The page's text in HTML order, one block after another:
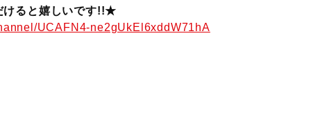
けると嬉しいです!!★
UCAFN4-ne2gUkEl6xddW71hA